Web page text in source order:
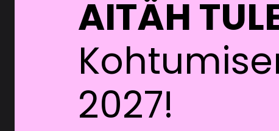
AITÄH
2027!
Ühing Teie kohta kogub,
isikuandmete
Festivali korraldamise
(registrikood *****)
Milliseid isikuandmeid
nimi, telefoninumber ja e-